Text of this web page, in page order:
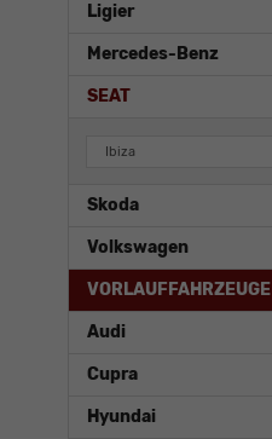
Ligier
Mercedes-Benz
SEAT
Ibiza
Skoda
Volkswagen
VORLAUFFAHRZEUGE
Audi
Cupra
Hyundai